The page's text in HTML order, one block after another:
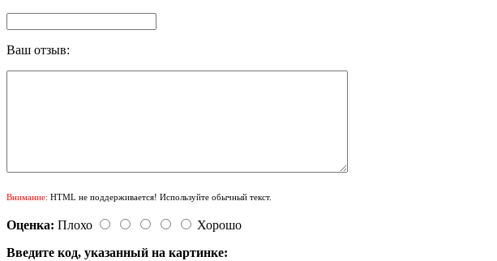
Ваш отзыв:
Внимание: HTML не поддерживается! Используйте обычный текст.
Оценка: Плохо
Хорошо
Введите код, указанный на картинке: